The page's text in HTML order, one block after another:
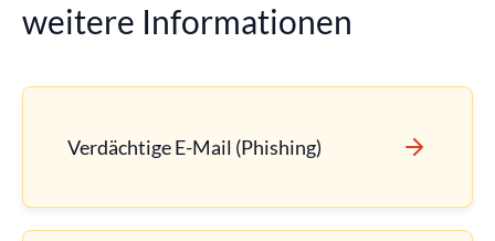
weitere Informationen
Verdächtige E-Mail (Phishing)